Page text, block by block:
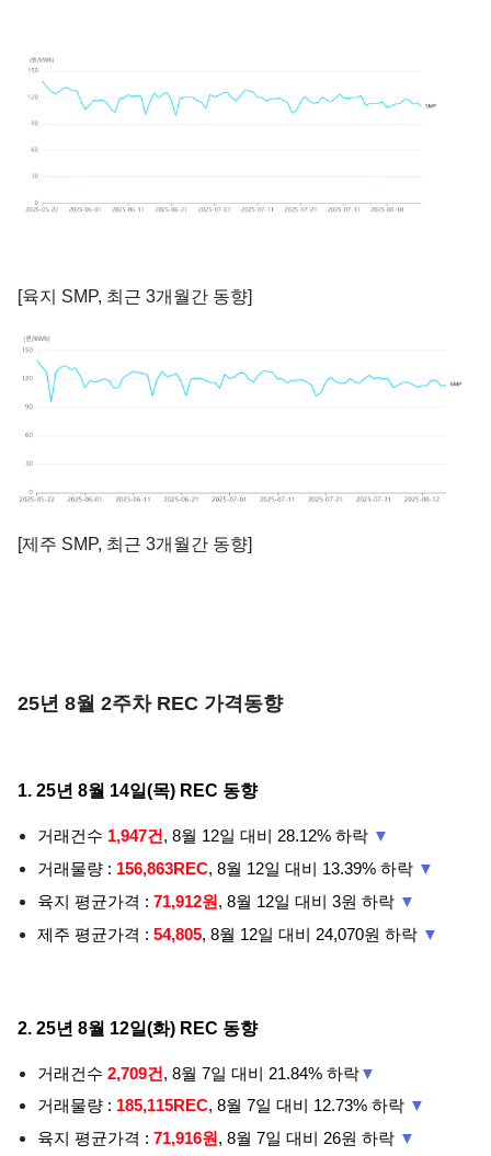
[육지 SMP, 최근 3개월간 동향]
[제주 SMP, 최근 3개월간 동향]
25년 8월 2주차 REC 가격동향
1. 25년 8월 14일(목) REC 동향
거래건수 1,947건, 8월 12일 대비 28.12% 하락 ▼
거래물량 : 156,863REC, 8월 12일 대비 13.39% 하락 ▼
육지 평균가격 : 71,912원, 8월 12일 대비 3원 하락 ▼
제주 평균가격 : 54,805, 8월 12일 대비 24,070원 하락 ▼
2. 25년 8월 12일(화) REC 동향
거래건수 2,709건, 8월 7일 대비 21.84% 하락▼
거래물량 : 185,115REC, 8월 7일 대비 12.73% 하락 ▼
육지 평균가격 : 71,916원, 8월 7일 대비 26원 하락 ▼